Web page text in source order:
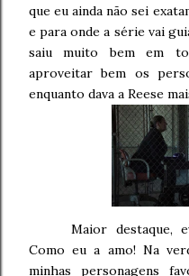
que eu ainda não sei
e para onde a série vai
saiu muito bem em
aproveitar bem os
enquanto dava a Reese
Maior destaque,
Como eu a amo! Na
minhas personagens